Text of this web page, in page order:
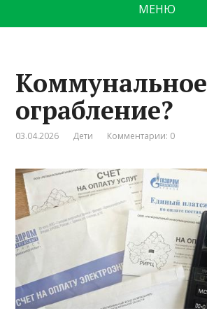
МЕНЮ
Коммунальное
ограбление?
03.04.2026 Дети Комментарии: 0